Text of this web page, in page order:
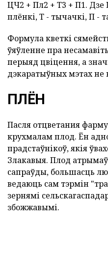
ЦЧ2 + Пл2 + Т3 + П1. Дзе
плёнкі, Т - тычачкі, П -
Формула кветкі
ўяўленне пра
перыяд цвіцення, а
дэкаратыўных мэтах не
ПЛЁН
Пасля отцветания
крухмалам плод. Ён
прадстаўнікоў, якія
Злакавыя. Плод атрымаў
сапраўды, большасць
ведаюць сам тэрмін
зернямі
збожжавымі.